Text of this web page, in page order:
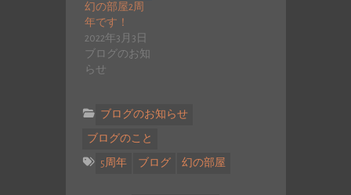
幻の部屋2周
年です！
2022年3月3日
ブログのお知
らせ
ブログのお知らせ
ブログのこと
5周年 ブログ 幻の部屋